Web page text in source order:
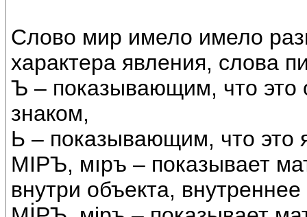
Слово мир имело имело
характера явления, слова
Ъ – показывающим, что это
знаком,
Ь – показывающим, что это
МIРЪ, мıръ – показывает
внутри объекта,